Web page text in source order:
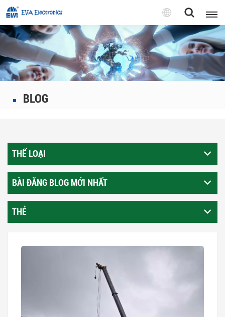
Tiếng
Việt
English
Pусский
BLOG
THỂ LOẠI
BÀI ĐĂNG BLOG MỚI NHẤT
THẺ